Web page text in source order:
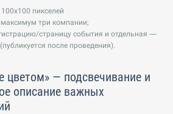
пикселей
три компании;
страницу события и отдельная —
после проведения).
цветом» — подсвечивание и
описание важных